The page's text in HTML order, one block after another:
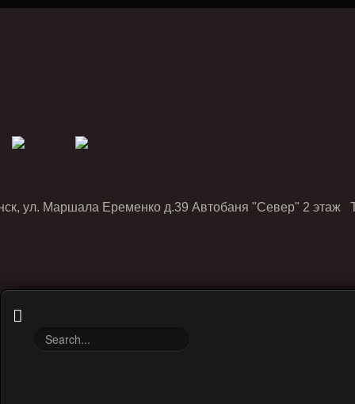
ул. Маршала Еременко д.39 Автобаня "Север" 2 этаж